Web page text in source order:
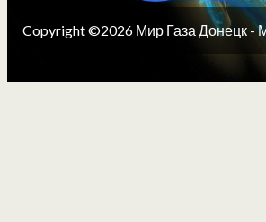
Copyright ©2026 Мир Газа Донецк -